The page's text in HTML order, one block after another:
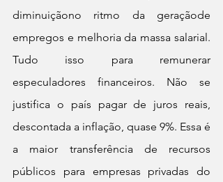
diminuiçãono ritmo da geraçãode
empregos e melhoria da massa salarial.
Tudo isso para remunerar
especuladores financeiros. Não se
justifica o país pagar de juros reais,
descontada a inflação, quase 9%. Essa é
a maior transferência de recursos
públicos para empresas privadas do